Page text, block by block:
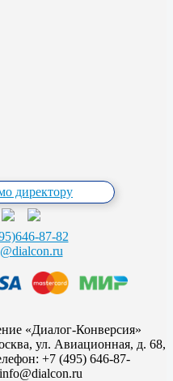
директору
87-82
«Диалог-Конверсия»
ул. Авиационная, д. 68,
+7 (495) 646-87-